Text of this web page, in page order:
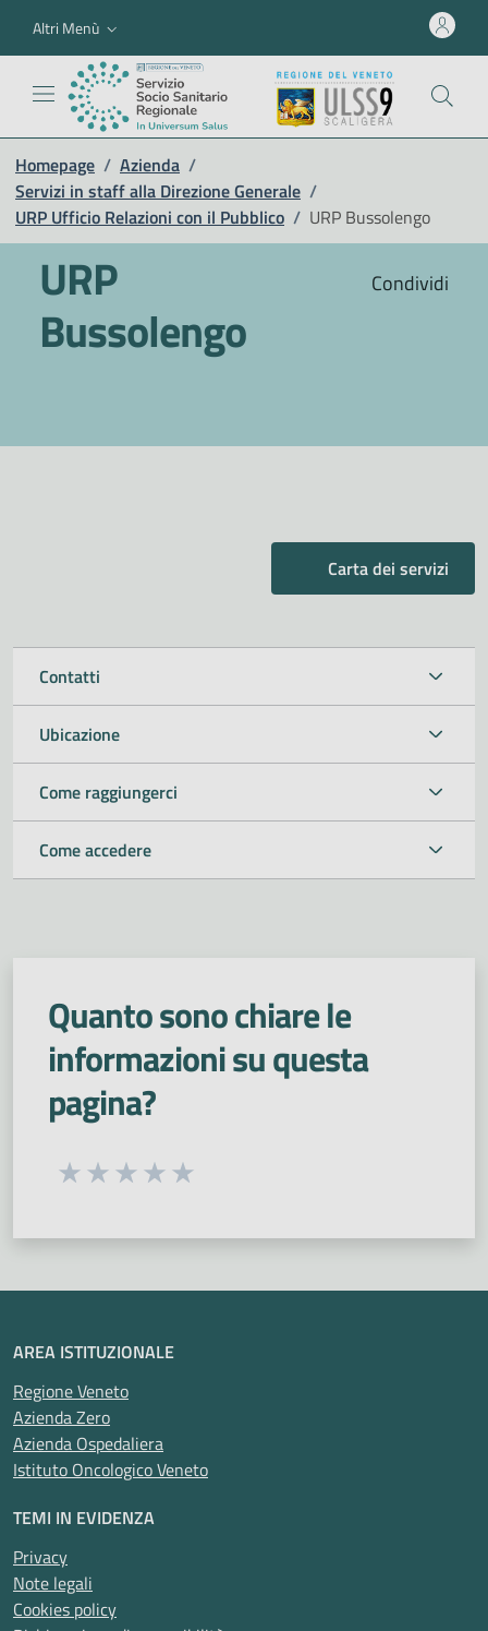
Altri Menù
Homepage / Azienda /
Servizi in staff alla Direzione Generale /
URP Ufficio Relazioni con il Pubblico / URP Bussolengo
Condividi
URP
Bussolengo
Carta dei servizi
Contatti
Ubicazione
Come raggiungerci
Come accedere
Quanto sono chiare le
informazioni su questa
pagina?
Seleziona una valutazione da 1 a 5 stelle
AREA ISTITUZIONALE
Regione Veneto
Azienda Zero
Azienda Ospedaliera
Istituto Oncologico Veneto
TEMI IN EVIDENZA
Privacy
Note legali
Cookies policy